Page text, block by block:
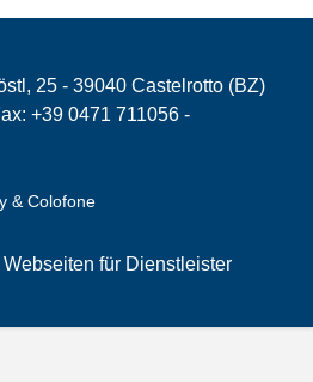
25 - 39040 Castelrotto (BZ)
+39 0471 711056 -
& Colofone